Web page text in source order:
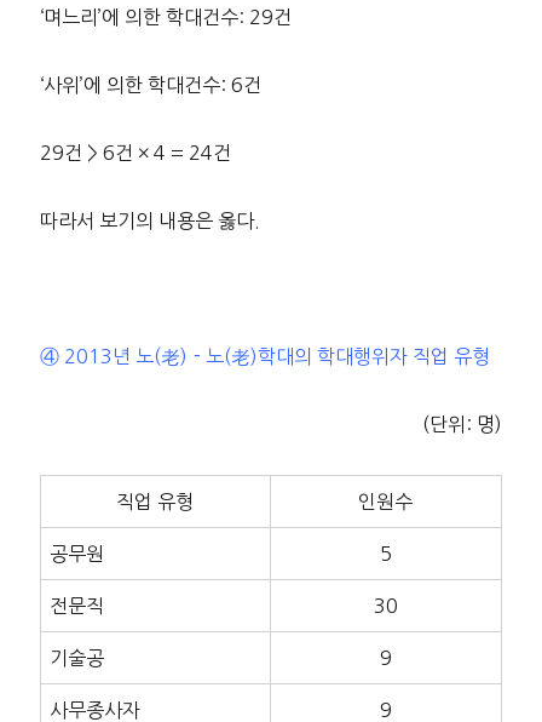
‘며느리’에 의한 학대건수: 29건
‘사위’에 의한 학대건수: 6건
29건 > 6건 × 4 = 24건
따라서 보기의 내용은 옳다.
④ 2013년 노(老)－노(老)학대의 학대행위자 직업 유형
(단위: 명)
직업 유형 인원수
공무원 5
전문직 30
기술공 9
사무종사자 9